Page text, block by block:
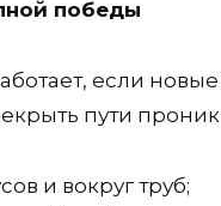
победы
если
пути
и вокруг труб;